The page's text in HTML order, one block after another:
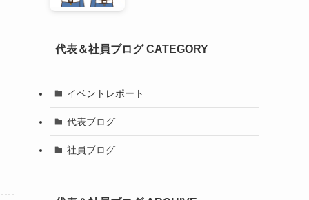
代表＆社員ブログ CATEGORY
イベントレポート
代表ブログ
社員ブログ